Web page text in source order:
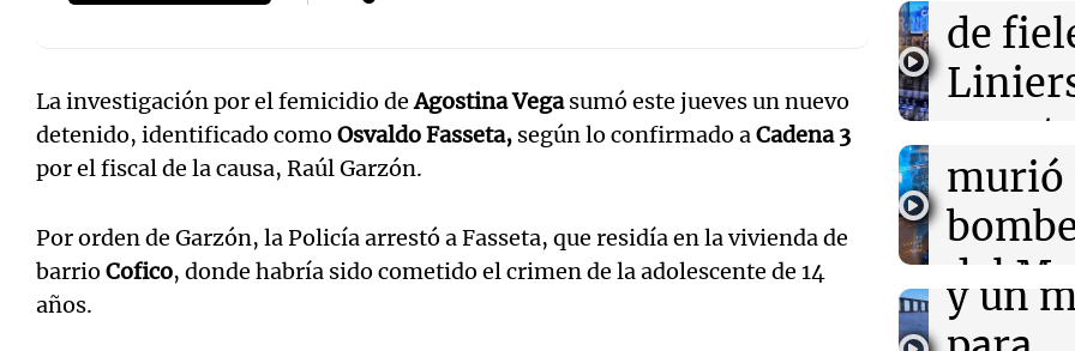
La investigación por el femicidio deAgostina Vegasumó este jueves un nuevo
detenido, identificado como Osvaldo Fasseta, según lo confirmado a Cadena 3
por el fiscal de la causa, Raúl Garzón.
Por orden de Garzón, la Policía arrestó a Fasseta, que residía en la vivienda de
barrio Cofico, donde habría sido cometido el crimen de la adolescente de 14
años.
07:12 Mundo
Trump podría
para lograr
sobre el
07:10 Cuadro de
Errores no
en su intento
iniciativa
PorSergio
de
pan,
salud
Panorama
Episodios
Audio.
murió
del
Audio.
licita
polo
y un
Audio.